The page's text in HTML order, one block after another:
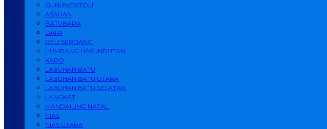
GUNUNGSITOLI
ASAHAN
BATUBARA
DAIRI
DELI SERDANG
HUMBANG HASUNDUTAN
KARO
LABUHAN BATU
LABUHAN BATU UTARA
LABUHAN BATU SELATAN
LANGKAT
MANDAILING NATAL
NIAS
NIAS UTARA